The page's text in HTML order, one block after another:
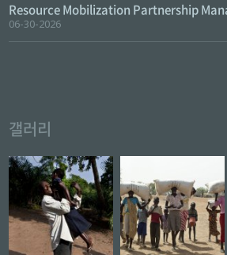
Resource Mobilization Partnership
06-30-2026
갤러리